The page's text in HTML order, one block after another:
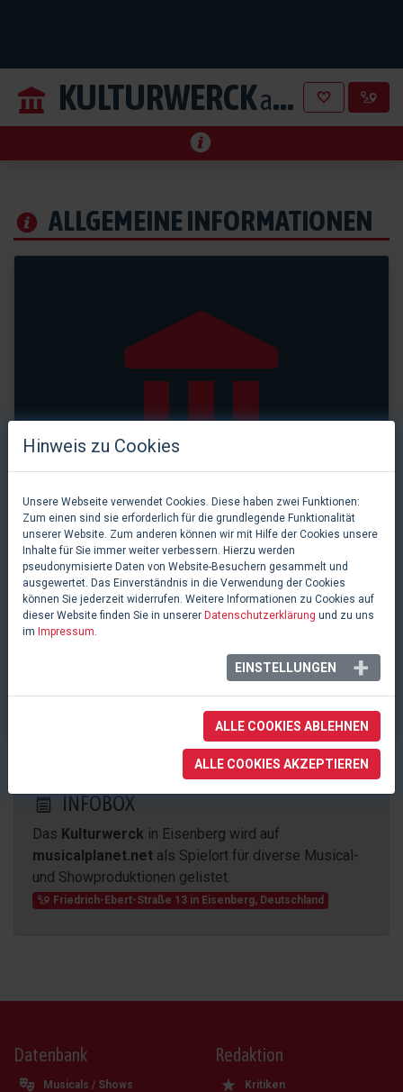
KULTURWERCKaus Eisenberg
ALLGEMEINE INFORMATIONEN
INFOBOX
Das Kulturwerck in Eisenberg wird auf
musicalplanet.net als Spielort für diverse Musical-
und Showproduktionen gelistet.
Friedrich-Ebert-Straße 13in Eisenberg, Deutschland
Datenbank
Musicals / Shows
Redaktion
Kritiken
Hinweis zu Cookies
Unsere Webseite verwendet Cookies. Diese haben zwei Funktionen:
Zum einen sind sie erforderlich für die grundlegende Funktionalität
unserer Website. Zum anderen können wir mit Hilfe der Cookies unsere
Inhalte für Sie immer weiter verbessern. Hierzu werden
pseudonymisierte Daten von Website-Besuchern gesammelt und
ausgewertet. Das Einverständnis in die Verwendung der Cookies
können Sie jederzeit widerrufen. Weitere Informationen zu Cookies auf
dieser Website finden Sie in unserer Datenschutzerklärung und zu uns
im Impressum
EINSTELLUNGEN
ALLE COOKIES ABLEHNEN
ALLE COOKIES AKZEPTIEREN